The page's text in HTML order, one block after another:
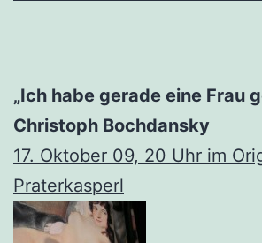
„Ich habe gerade eine Frau
Christoph Bochdansky
17. Oktober 09, 20 Uhr im
Praterkasperl